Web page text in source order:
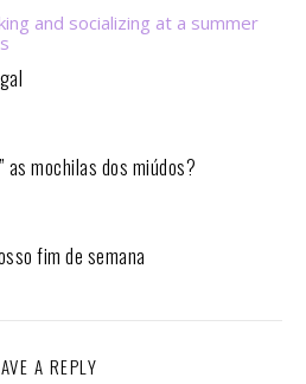
as mochilas dos miúdos?
fim de semana
A REPLY